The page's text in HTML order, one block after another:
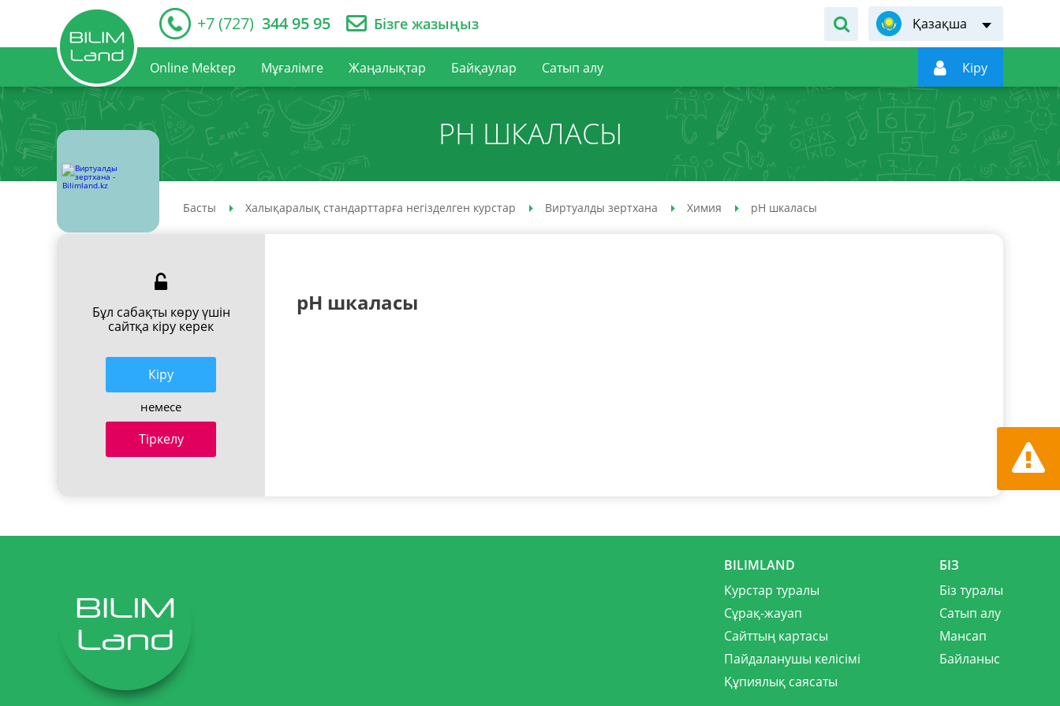
+7 (727) 344 95 95 Бізге жазыңыз Қазақша
Online Mektep Мұғалімге Жаңалықтар Байқаулар Сатып алу  Кiру
PH ШКАЛАСЫ
Басты Халықаралық стандарттарға негізделген курстар Виртуалды зертхана Химия pH шкаласы
Бұл сабақты көру үшін
сайтқа кіру керек
Кiру
немесе
Тіркелу
pH шкаласы
Қате
BILIMLAND
Курстар туралы
Сұрақ-жауап
Сайттың картасы
Пайдаланушы келісімі
Құпиялық саясаты
БІЗ
Біз туралы
Сатып алу
Мансап
Байланыс